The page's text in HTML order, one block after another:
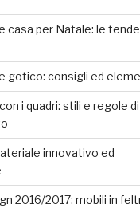
casa per Natale: le
gotico: consigli ed
i quadri: stili e regole di
innovativo ed
2016/2017: mobili in